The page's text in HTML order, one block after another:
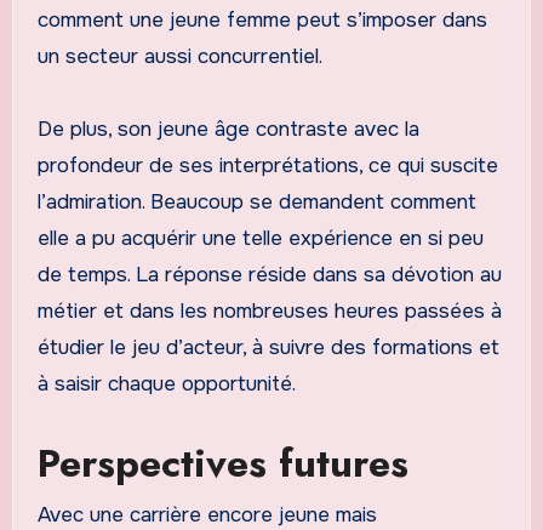
comment une jeune femme peut s’imposer dans
un secteur aussi concurrentiel.
De plus, son jeune âge contraste avec la
profondeur de ses interprétations, ce qui suscite
l’admiration. Beaucoup se demandent comment
elle a pu acquérir une telle expérience en si peu
de temps. La réponse réside dans sa dévotion au
métier et dans les nombreuses heures passées à
étudier le jeu d’acteur, à suivre des formations et
à saisir chaque opportunité.
Perspectives futures
Avec une carrière encore jeune mais